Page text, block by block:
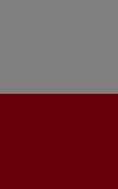
Vitamin D